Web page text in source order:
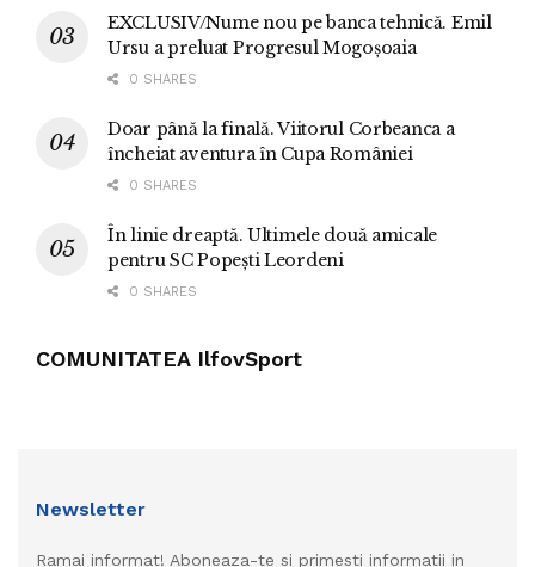
EXCLUSIV/Nume nou pe banca tehnică. Emil
Ursu a preluat Progresul Mogoșoaia
0 SHARES
Doar până la finală. Viitorul Corbeanca a
încheiat aventura în Cupa României
0 SHARES
În linie dreaptă. Ultimele două amicale
pentru SC Popești Leordeni
0 SHARES
COMUNITATEA IlfovSport
Newsletter
Ramai informat! Aboneaza-te si primesti informatii in